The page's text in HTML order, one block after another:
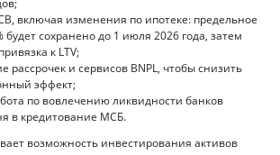
включая изменения по ипотеке: предельное
будет сохранено до 1 июля 2026 года, затем
к LTV;
рассрочек и сервисов BNPL, чтобы снизить
эффект;
по вовлечению ликвидности банков
в кредитование МСБ.
возможность инвестирования активов